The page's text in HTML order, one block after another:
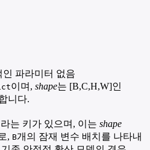
인 파라미터 없음
이며, shape는 [B,C,H,W]인
니다.
라는 키가 있으며, 이는 shape
, B개의 잠재 변수 배치를 나타내